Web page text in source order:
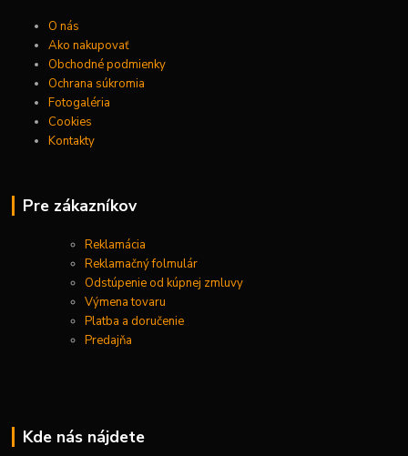
O nás
Ako nakupovať
Obchodné podmienky
Ochrana súkromia
Fotogaléria
Cookies
Kontakty
Pre zákazníkov
Reklamácia
Reklamačný folmulár
Odstúpenie od kúpnej zmluvy
Výmena tovaru
Platba a doručenie
Predajňa
Kde nás nájdete